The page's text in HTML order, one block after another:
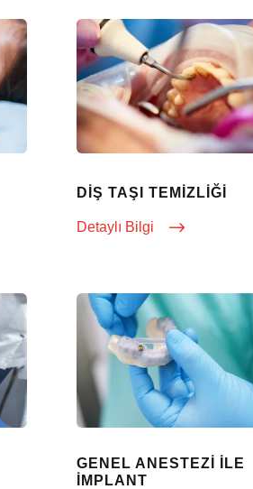
DIŞ TAŞI TEMIZLIĞI
Detaylı Bilgi
GENEL ANESTEZI ILE
İMPLANT